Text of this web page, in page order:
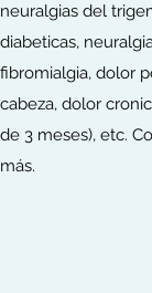
neuralgias del
diabeticas,
fibromialgia, dolor
cabeza, dolor
de 3 meses), etc.
más.